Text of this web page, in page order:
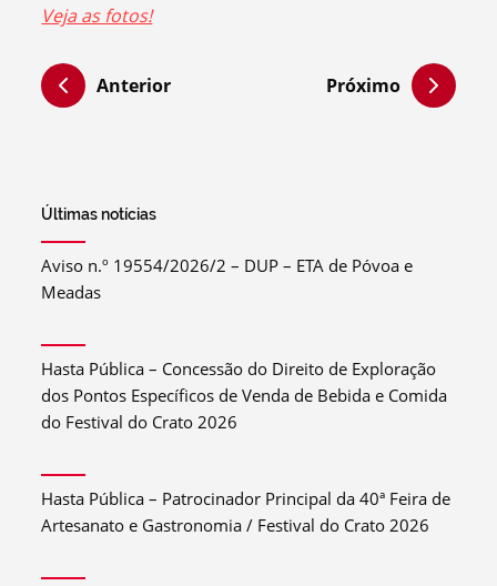
Veja as fotos!
Anterior Próximo
Últimas notícias
Aviso n.º 19554/2026/2 – DUP – ETA de Póvoa e
Meadas
Hasta Pública – Concessão do Direito de Exploração
dos Pontos Específicos de Venda de Bebida e Comida
do Festival do Crato 2026
Hasta Pública – Patrocinador Principal da 40ª Feira de
Artesanato e Gastronomia / Festival do Crato 2026